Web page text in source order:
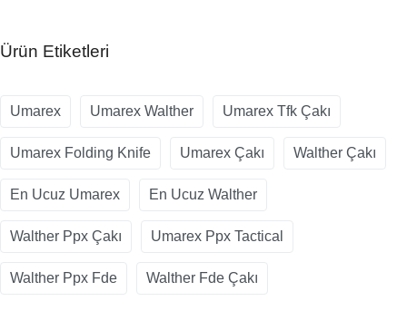
Ürün Etiketleri
Umarex Umarex Walther Umarex Tfk Çakı
Umarex Folding Knife Umarex Çakı Walther Çakı
En Ucuz Umarex En Ucuz Walther
Walther Ppx Çakı Umarex Ppx Tactical
Walther Ppx Fde Walther Fde Çakı